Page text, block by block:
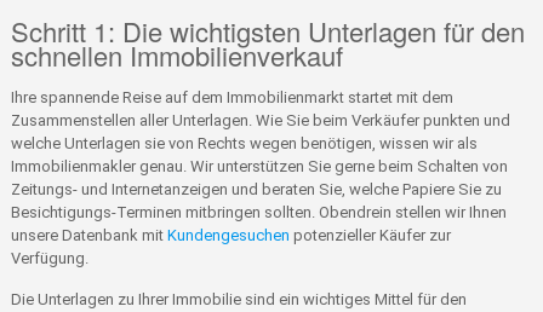
Schritt 1: Die wichtigsten Unterlagen für den
schnellen Immobilienverkauf
Ihre spannende Reise auf dem Immobilienmarkt startet mit dem
Zusammenstellen aller Unterlagen. Wie Sie beim Verkäufer punkten und
welche Unterlagen sie von Rechts wegen benötigen, wissen wir als
Immobilienmakler genau. Wir unterstützen Sie gerne beim Schalten von
Zeitungs- und Internetanzeigen und beraten Sie, welche Papiere Sie zu
Besichtigungs-Terminen mitbringen sollten. Obendrein stellen wir Ihnen
unsere Datenbank mitKundengesuchen potenzieller Käufer zur
Verfügung.
Die Unterlagen zu Ihrer Immobilie sind ein wichtiges Mittel für den